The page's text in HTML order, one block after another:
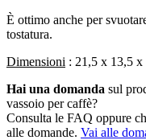
È ottimo anche per
tostatura.
Dimensioni : 21,5 x 13,5 x
Hai una domanda sul
vassoio per caffè?
Consulta le FAQ oppure
alle domande. Vai alle